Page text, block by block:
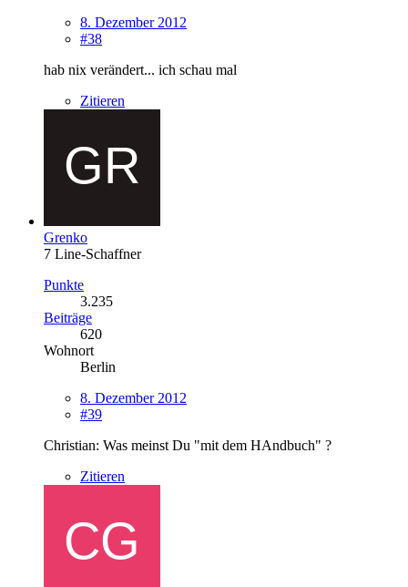
8. Dezember 2012
#38
hab nix verändert... ich schau mal
Zitieren
Grenko
7 Line-Schaffner
Punkte
3.235
Beiträge
620
Wohnort
Berlin
8. Dezember 2012
#39
Christian: Was meinst Du "mit dem HAndbuch" ?
Zitieren